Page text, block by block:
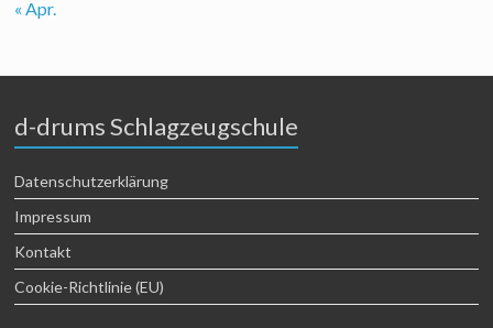
« Apr.
d-drums Schlagzeugschule
Datenschutzerklärung
Impressum
Kontakt
Cookie-Richtlinie (EU)